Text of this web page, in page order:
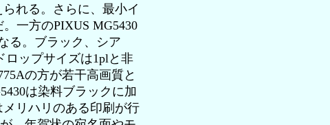
れる。さらに、最小イ
一方のPIXUS MG5430
る。ブラック、シア
ロップサイズは1plと非
の方が若干高画質と
は染料ブラックに加
リハリのある印刷が行